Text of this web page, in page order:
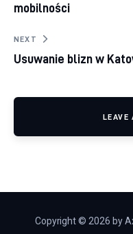
mobilności
NEXT
Usuwanie blizn w
LEAVE
Copyright © 2026 by